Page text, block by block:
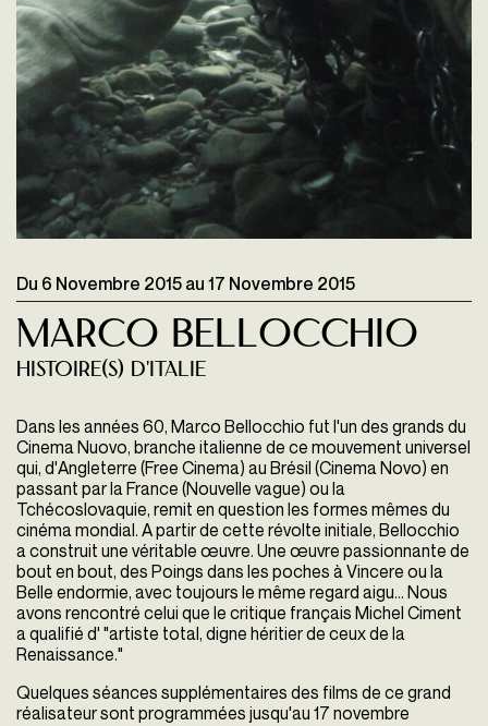
Du 6 Novembre 2015 au 17 Novembre 2015
Marco Bellocchio
Histoire(s) d'Italie
Dans les années 60, Marco Bellocchio fut l'un des grands du
Cinema Nuovo, branche italienne de ce mouvement universel
qui, d'Angleterre (Free Cinema) au Brésil (Cinema Novo) en
passant par la France (Nouvelle vague) ou la
Tchécoslovaquie, remit en question les formes mêmes du
cinéma mondial. A partir de cette révolte initiale, Bellocchio
a construit une véritable œuvre. Une œuvre passionnante de
bout en bout, des Poings dans les poches à Vincere ou la
Belle endormie, avec toujours le même regard aigu… Nous
avons rencontré celui que le critique français Michel Ciment
a qualifié d' "artiste total, digne héritier de ceux de la
Renaissance."
Quelques séances supplémentaires des films de ce grand
réalisateur sont programmées jusqu'au 17 novembre